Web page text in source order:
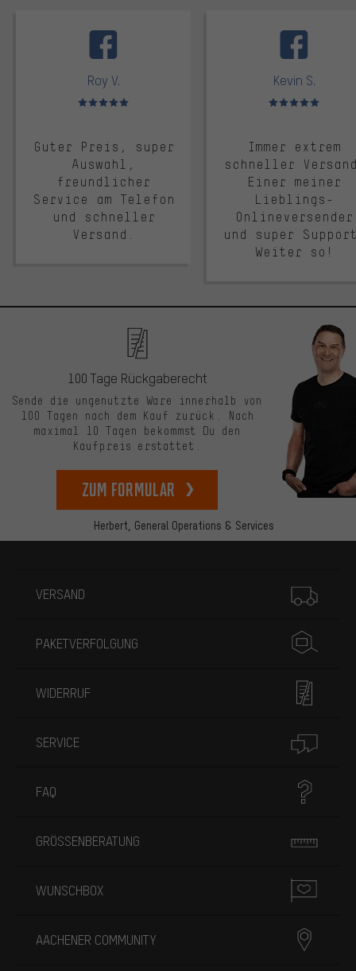
Roy V.
Bewertungen: 5 von 5
Guter Preis, super
Auswahl,
freundlicher
Service am Telefon
und schneller
Versand.
Kevin S.
Bewertungen: 5 von 5
Immer extrem
schneller
Einer meiner
Lieblings-
Onlineversender
und super
Weiter so!
Herbert, General Operations & Services
100 Tage Rückgaberecht
Sende die ungenutzte Ware innerhalb von
100 Tagen nach dem Kauf zurück. Nach
maximal 10 Tagen bekommst Du den
Kaufpreis erstattet.
zum Formular
VERSAND
PAKETVERFOLGUNG
WIDERRUF
SERVICE
FAQ
GRÖSSENBERATUNG
WUNSCHBOX
AACHENER COMMUNITY